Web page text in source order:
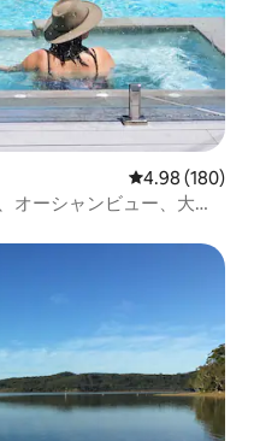
レビュー180
4.98 (180)
オーシャンビュー、大き